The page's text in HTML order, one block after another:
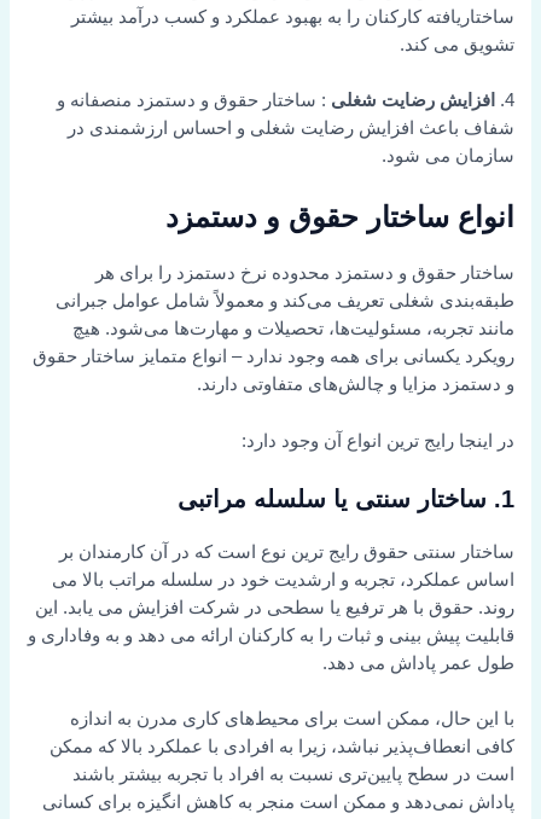
ساختاریافته کارکنان را به بهبود عملکرد و کسب درآمد بیشتر
تشویق می کند.
4. افزایش رضایت شغلی : ساختار حقوق و دستمزد منصفانه و
شفاف باعث افزایش رضایت شغلی و احساس ارزشمندی در
سازمان می شود.
انواع ساختار حقوق و دستمزد
ساختار حقوق و دستمزد محدوده نرخ دستمزد را برای هر
طبقه‌بندی شغلی تعریف می‌کند و معمولاً شامل عوامل جبرانی
مانند تجربه، مسئولیت‌ها، تحصیلات و مهارت‌ها می‌شود. هیچ
رویکرد یکسانی برای همه وجود ندارد – انواع متمایز ساختار حقوق
و دستمزد مزایا و چالش‌های متفاوتی دارند.
در اینجا رایج ترین انواع آن وجود دارد:
1. ساختار سنتی یا سلسله مراتبی
ساختار سنتی حقوق رایج ترین نوع است که در آن کارمندان بر
اساس عملکرد، تجربه و ارشدیت خود در سلسله مراتب بالا می
روند. حقوق با هر ترفیع یا سطحی در شرکت افزایش می یابد. این
قابلیت پیش بینی و ثبات را به کارکنان ارائه می دهد و به وفاداری و
طول عمر پاداش می دهد.
با این حال، ممکن است برای محیط‌های کاری مدرن به اندازه
کافی انعطاف‌پذیر نباشد، زیرا به افرادی با عملکرد بالا که ممکن
است در سطح پایین‌تری نسبت به افراد با تجربه بیشتر باشند
پاداش نمی‌دهد و ممکن است منجر به کاهش انگیزه برای کسانی